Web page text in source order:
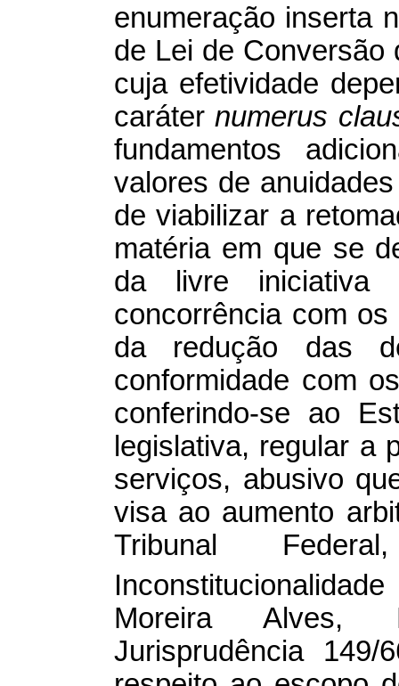
enumeração inserta
de Lei de Conversão
cuja efetividade
caráternumerus
fundamentos
valores de
de viabilizar a
matéria em que se
da livre
concorrência com
da redução das
conformidade com
conferindo-se ao
legislativa, regular a
serviços, abusivo
visa ao aumento
Tribunal
Moreira Alves,
Jurisprudência